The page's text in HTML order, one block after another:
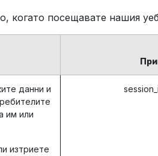
когато посещавате нашия
данни и
им или
изтриете